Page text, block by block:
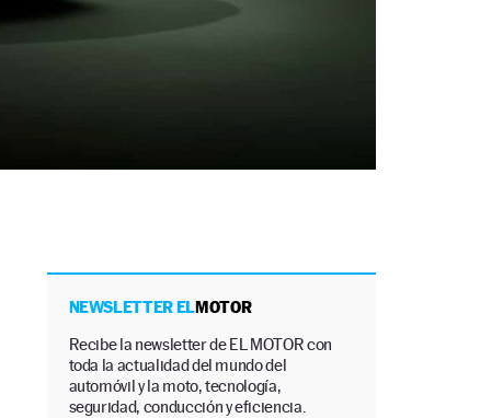
NEWSLETTER ELMOTOR
Recibe la newsletter de EL MOTOR con
toda la actualidad del mundo del
automóvil y la moto, tecnología,
seguridad, conducción y eficiencia.